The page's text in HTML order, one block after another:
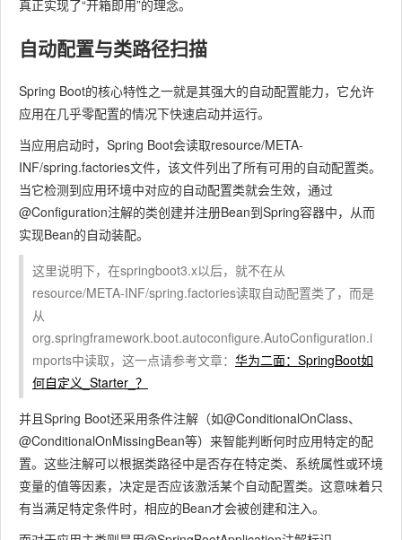
真正实现了“开箱即用”的理念。
自动配置与类路径扫描
Spring Boot的核心特性之一就是其强大的自动配置能力，它允许
应用在几乎零配置的情况下快速启动并运行。
当应用启动时，Spring Boot会读取resource/META-
INF/spring.factories文件，该文件列出了所有可用的自动配置类。
当它检测到应用环境中对应的自动配置类就会生效，通过
@Configuration注解的类创建并注册Bean到Spring容器中，从而
实现Bean的自动装配。
这里说明下，在springboot3.x以后，就不在从
resource/META-INF/spring.factories读取自动配置类了，而是
从
org.springframework.boot.autoconfigure.AutoConfiguration.i
mports中读取，这一点请参考文章： 华为二面：SpringBoot如
何自定义_Starter_？
并且Spring Boot还采用条件注解（如@ConditionalOnClass、
@ConditionalOnMissingBean等）来智能判断何时应用特定的配
置。这些注解可以根据类路径中是否存在特定类、系统属性或环境
变量的值等因素，决定是否应该激活某个自动配置类。这意味着只
有当满足特定条件时，相应的Bean才会被创建和注入。